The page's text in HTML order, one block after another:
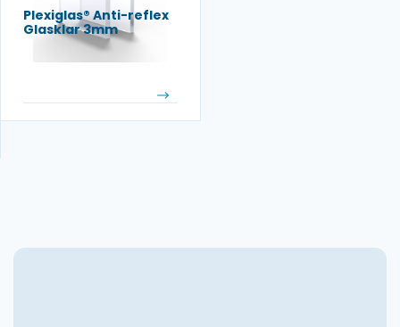
Plexiglas® Anti-reflex
Glasklar 3mm